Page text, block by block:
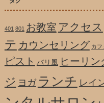
401 801 お教室 アクセス
テ カウンセリング カフ
ピスト バリ風 ヒーリン
ジ ヨガ ランチ レイ